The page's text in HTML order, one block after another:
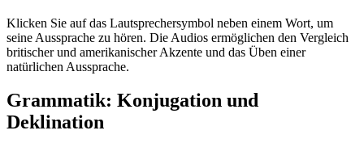
Klicken Sie auf das Lautsprechersymbol neben einem Wort, um
seine Aussprache zu hören. Die Audios ermöglichen den Vergleich
britischer und amerikanischer Akzente und das Üben einer
natürlichen Aussprache.
Grammatik: Konjugation und
Deklination